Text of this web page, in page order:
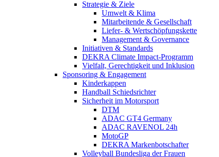
Strategie & Ziele
Umwelt & Klima
Mitarbeitende & Gesellschaft
Liefer- & Wertschöpfungskette
Management & Governance
Initiativen & Standards
DEKRA Climate Impact-Programm
Vielfalt, Gerechtigkeit und Inklusion​
Sponsoring & Engagement
Kinderkappen
Handball Schiedsrichter
Sicherheit im Motorsport
DTM
ADAC GT4 Germany
ADAC RAVENOL 24h
MotoGP
DEKRA Markenbotschafter
Volleyball Bundesliga der Frauen